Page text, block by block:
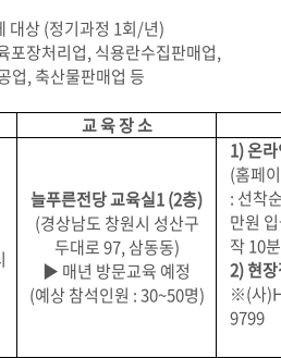
대상 (정기과정 1회/년)
포장처리업, 식용란수집판매업,
업,축산물판매업 등
교 육 장 소
늘푸른전당 교육실1 (2층)
(경상남도 창원시 성산구
두대로97, 삼동동)
▶ 매년 방문교육 예정
(예상 참석인원 : 30~50명)
1)온
(홈페
: 선착
만원
작10
2)현
※(사
9799